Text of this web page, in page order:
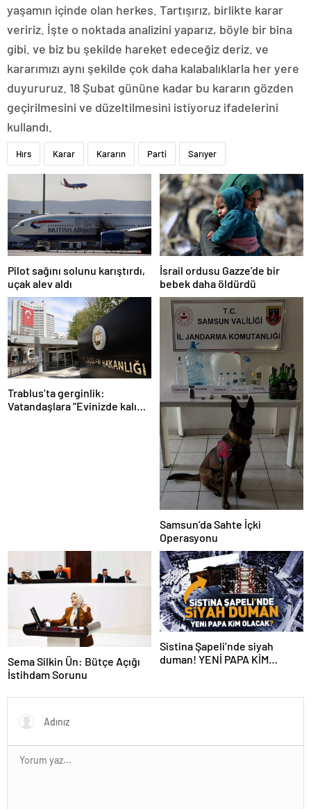
yaşamın içinde olan herkes. Tartışırız, birlikte karar
veririz. İşte o noktada analizini yaparız, böyle bir bina
gibi. ve biz bu şekilde hareket edeceğiz deriz. ve
kararımızı aynı şekilde çok daha kalabalıklarla her yere
duyururuz. 18 Şubat gününe kadar bu kararın gözden
geçirilmesini ve düzeltilmesini istiyoruz ifadelerini
kullandı.
Hırs Karar Kararın Parti Sarıyer
Pilot sağını solunu karıştırdı,
uçak alev aldı
İsrail ordusu Gazze’de bir
bebek daha öldürdü
Trablus’ta gerginlik:
Vatandaşlara “Evinizde kalın”
Samsun’da Sahte İçki
Operasyonu
Sema Silkin Ün: Bütçe Açığı
İstihdam Sorunu
Sistina Şapeli’nde siyah
duman! YENİ PAPA KİM